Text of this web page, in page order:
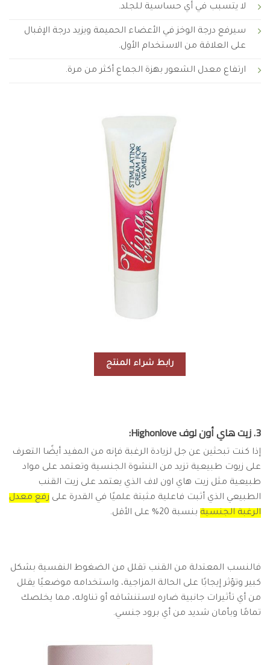
لا يتسبب في أي حساسية للجلد.
سيرفع درجة الوخز في الأعضاء الحميمة ويزيد درجة الإقبال
على العلاقة من الاستخدام الأول.
ارتفاع معدل الشعور بهزة الجماع أكثر من مرة.
رابط شراء المنتج
3. زيت هاي أون لوف Highonlove:
إذا كنت تبحثين عن جل لزيادة الرغبة فإنه من المفيد أيضًا التعرف
على زيوت طبيعية تزيد من النشوة الجنسية وتعتمد على مواد
طبيعية مثل زيت هاي اون لاف الذي يعتمد على زيت القنب
الطبيعي الذي أثبت فاعلية مثبتة علميًا في القدرة على رفع معدل
الرغبة الجنسية بنسبة 20% على الأقل.
فالنسب المعتدلة من القنب تقلل من الضغوط النفسية بشكل
كبير وتؤثر إيجابًا على الحالة المزاجية، واستخدامه موضعيًا يقلل
من أي تأثيرات جانبية ضاره لاستنشاقه أو تناوله، مما يخلصك
تمامًا وبأمان شديد من أي برود جنسي.